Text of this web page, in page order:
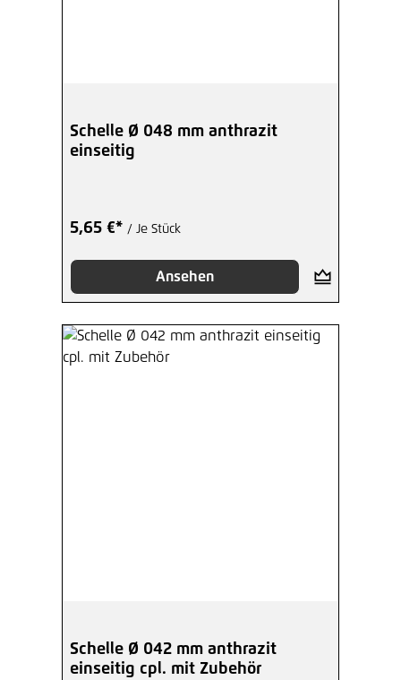
Schelle Ø 048 mm anthrazit
einseitig
5,65 €* / Je Stück
Ansehen
Schelle Ø 042 mm anthrazit
einseitig cpl. mit Zubehör